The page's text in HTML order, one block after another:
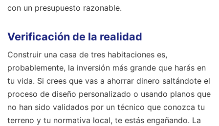
con un presupuesto razonable.
Verificación de la realidad
Construir una casa de tres habitaciones es,
probablemente, la inversión más grande que harás en
tu vida. Si crees que vas a ahorrar dinero saltándote el
proceso de diseño personalizado o usando planos que
no han sido validados por un técnico que conozca tu
terreno y tu normativa local, te estás engañando. La